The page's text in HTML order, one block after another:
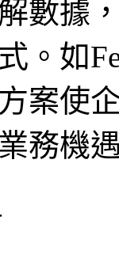
數據
。如
案使
務機